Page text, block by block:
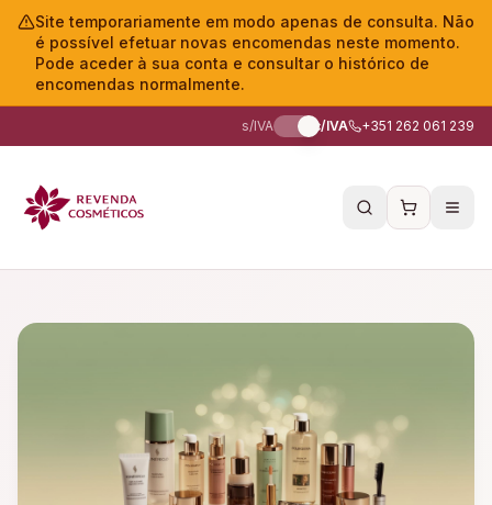
Site temporariamente em modo apenas de consulta. Não
é possível efetuar novas encomendas neste momento.
Pode aceder à sua conta e consultar o histórico de
encomendas normalmente.
s/IVA c/IVA +351 262 061 239